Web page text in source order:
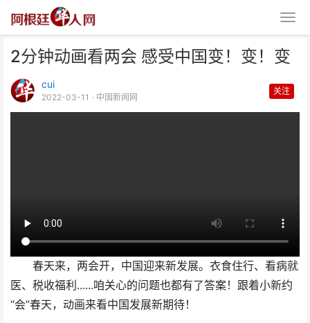
2分钟动画看两会 感受中国变！变！变
cui
2022-03-11 · 中国新闻网
关注
春天来，两会开，中国迎来新发展。衣食住行、看病就
医、税收福利......咱关心的问题也都有了答案！跟着小新约
“会”春天，动画来看中国发展新期待！